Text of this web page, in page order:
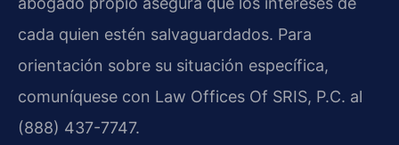
cada quien estén salvaguardados. Para
orientación sobre su situación específica,
comuníquese con Law Offices Of SRIS, P.C. al
(888) 437-7747.